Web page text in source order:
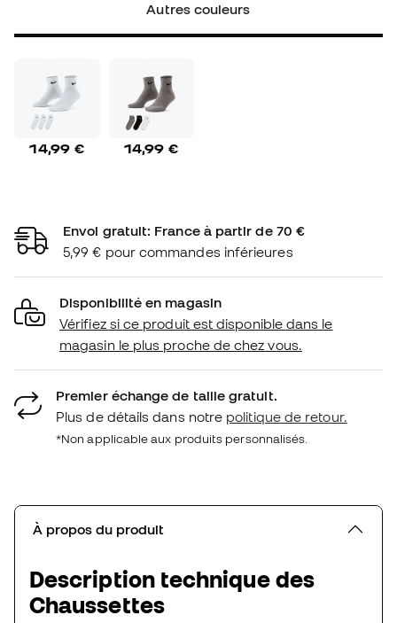
Autres couleurs
14,99 € 14,99 €
Envoi gratuit: France à partir de 70 €
5,99 € pour commandes inférieures
Disponibilité en magasin
Vérifiez si ce produit est disponible dans le
magasin le plus proche de chez vous.
Premier échange de taille gratuit.
Plus de détails dans notre politique de retour.
*Non applicable aux produits personnalisés.
À propos du produit
Description technique des
Chaussettes